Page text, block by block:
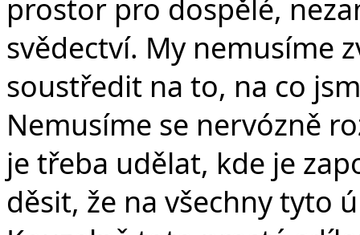
prostor pro dospělé,
svědectví. My nemusíme
soustředit na to, na co
Nemusíme se nervózně
je třeba udělat, kde je
děsit, že na všechny tyto